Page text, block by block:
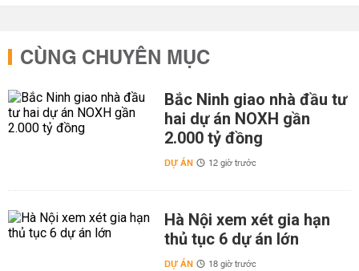
CÙNG CHUYÊN MỤC
Bắc Ninh giao nhà đầu tư
hai dự án NOXH gần
2.000 tỷ đồng
DỰ ÁN 12 giờ trước
Hà Nội xem xét gia hạn
thủ tục 6 dự án lớn
DỰ ÁN 18 giờ trước